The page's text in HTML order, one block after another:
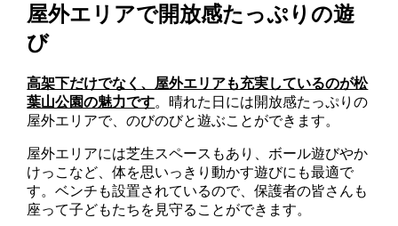
屋外エリアで開放感たっぷりの遊
び
高架下だけでなく、屋外エリアも充実しているのが松
葉山公園の魅力です。晴れた日には開放感たっぷりの
屋外エリアで、のびのびと遊ぶことができます。
屋外エリアには芝生スペースもあり、ボール遊びやか
けっこなど、体を思いっきり動かす遊びにも最適で
す。ベンチも設置されているので、保護者の皆さんも
座って子どもたちを見守ることができます。